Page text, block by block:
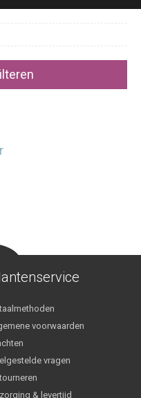
voorwaarden
vragen
& levertijd